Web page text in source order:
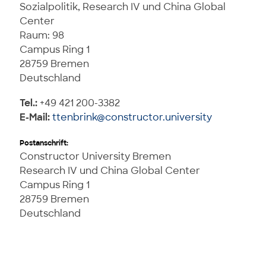
Sozialpolitik, Research IV und China Global
Center
Raum: 98
Campus Ring 1
28759 Bremen
Deutschland
Tel.: +49 421 200-3382
E-Mail:ttenbrink@constructor.university
Postanschrift:
Constructor University Bremen
Research IV und China Global Center
Campus Ring 1
28759 Bremen
Deutschland